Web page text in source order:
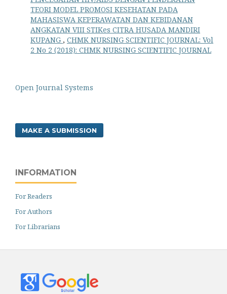
TEORI MODEL PROMOSI KESEHATAN PADA
MAHASISWA KEPERAWATAN DAN KEBIDANAN
ANGKATAN VIII STIKes CITRA HUSADA MANDIRI
KUPANG , CHMK NURSING SCIENTIFIC JOURNAL: Vol
2 No 2 (2018): CHMK NURSING SCIENTIFIC JOURNAL
Open Journal Systems
MAKE A SUBMISSION
INFORMATION
For Readers
For Authors
For Librarians